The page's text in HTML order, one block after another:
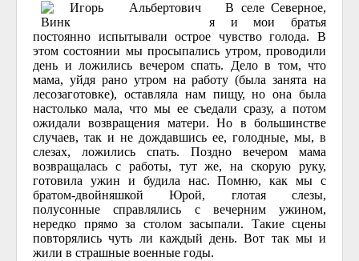
В селе Северное,
я и мои братья
постоянно испытывали острое чувство голода. В
этом состоянии мы просыпались утром, проводили
день и ложились вечером спать. Дело в том, что
мама, уйдя рано утром на работу (была занята на
лесозаготовке), оставляла нам пищу, но она была
настолько мала, что мы ее съедали сразу, а потом
ожидали возвращения матери. Но в большинстве
случаев, так и не дождавшись ее, голодные, мы, в
слезах, ложились спать. Поздно вечером мама
возвращалась с работы, тут же, на скорую руку,
готовила ужин и будила нас. Помню, как мы с
братом-двойняшкой Юрой, глотая слезы,
полусонные справлялись с вечерним ужином,
нередко прямо за столом засыпали. Такие сцены
повторялись чуть ли каждый день. Вот так мы и
жили в страшные военные годы.